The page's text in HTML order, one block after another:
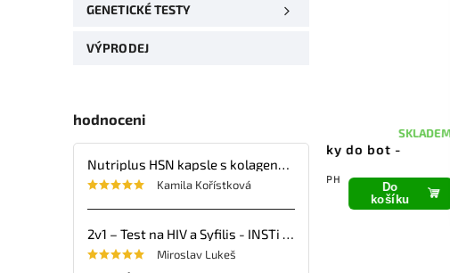
GENETICKÉ TESTY
VÝPRODEJ
hodnoceni
Kamila Kořístková
Miroslav Lukeš
Vitalio Menthol & Eucalyptus
inhalační mast – 100 ml
106,61 Kč bez DPH
Detail
Gelové vložky do bot -
Dámské
SKLADEM
131,40 Kč bez DPH
159 Kč
Do
košíku